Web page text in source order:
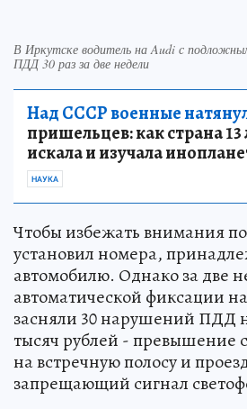
В Иркутске водитель на Audi с
ПДД 30 раз за две недели
Над СССР военные
пришельцев: как страна 13
искала и изучала
НАУКА
Чтобы избежать внимания
установил номера,
автомобилю. Однако за две
автоматической фиксации
засняли 30 нарушений ПДД
тысяч рублей - превышение
на встречную полосу и
запрещающий сигнал